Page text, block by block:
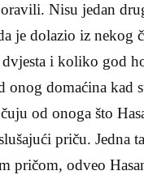
Nisu jedan
je dolazio iz nekog
i koliko god
domaćina kad
od onoga što
priču. Jedna
pričom, odveo